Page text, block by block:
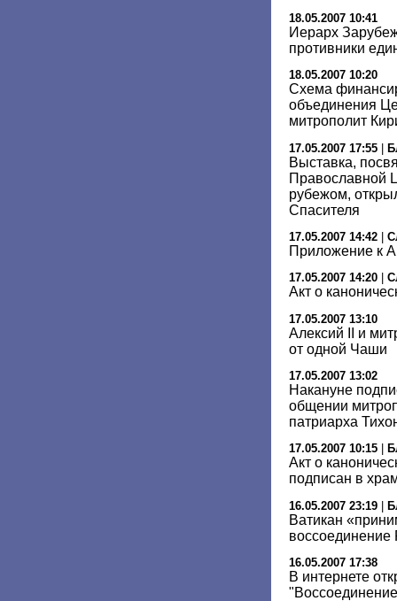
18.05.2007 10:41
Иерарх
противники
18.05.2007 10:20
Схема
объединения
митрополит
17.05.2007 17:55 |
Выставка,
Православной
рубежом,
Спасителя
17.05.2007 14:42
Приложение к
17.05.2007 14:20
Акт о
17.05.2007 13:10
Алексий II и
от одной Чаши
17.05.2007 13:02
Накануне
общении
патриарха
17.05.2007 10:15
Акт о
подписан в
16.05.2007 23:19 |
Ватикан
16.05.2007 17:38
В интернете